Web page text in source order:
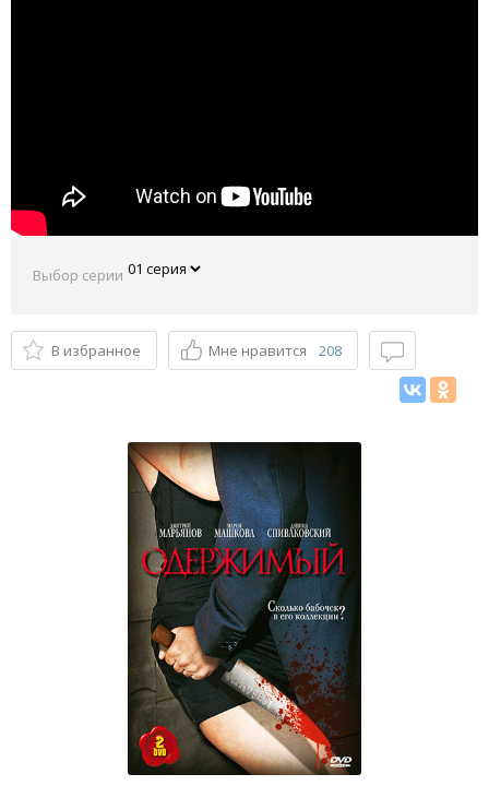
Выбор серии
В избранное Мне нравится 208